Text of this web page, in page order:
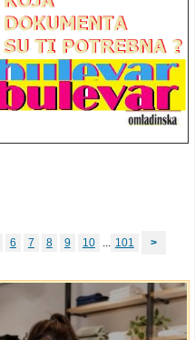
6 7 8 9 10 ... 101 >